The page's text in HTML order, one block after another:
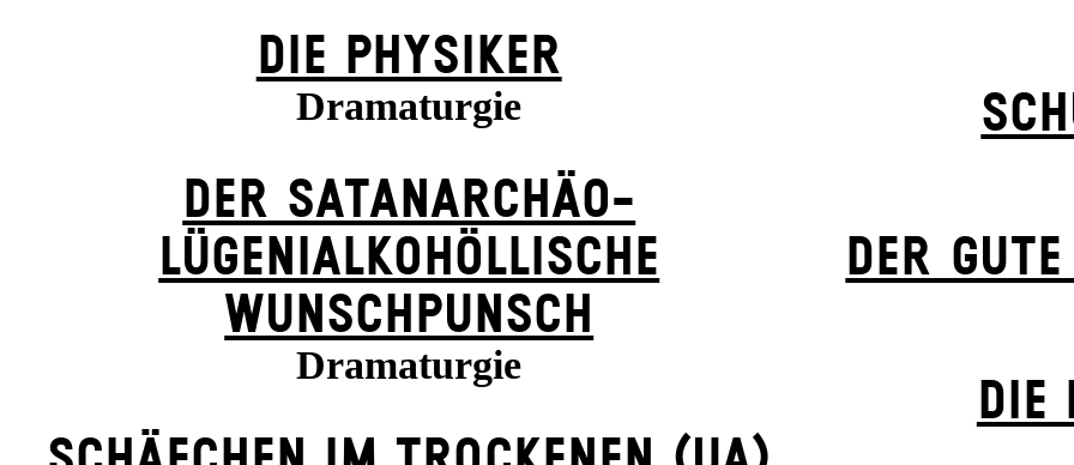
DIE PHYSIKER
Dramaturgie
DER SATANARCHÄO-
LÜGENIALKOHÖLLISCHE
WUNSCHPUNSCH
Dramaturgie
DER
DIE